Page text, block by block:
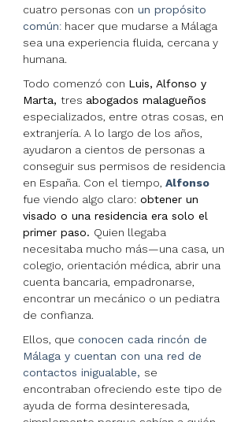
cuatro personas con un propósito
común: hacer que mudarse a Málaga
sea una experiencia fluida, cercana y
humana.
Todo comenzó con Luis, Alfonso y
Marta, tres abogados malagueños
especializados, entre otras cosas, en
extranjería. A lo largo de los años,
ayudaron a cientos de personas a
conseguir sus permisos de residencia
en España. Con el tiempo, Alfonso
fue viendo algo claro: obtener un
visado o una residencia era solo el
primer paso. Quien llegaba
necesitaba mucho más—una casa, un
colegio, orientación médica, abrir una
cuenta bancaria, empadronarse,
encontrar un mecánico o un pediatra
de confianza.
Ellos, que conocen cada rincón de
Málaga y cuentan con una red de
contactos inigualable, se
encontraban ofreciendo este tipo de
ayuda de forma desinteresada,